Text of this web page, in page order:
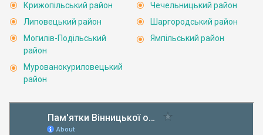
Крижопільський район
Липовецький район
Могилів-Подільський
район
Мурованокуриловецький
район
Чечельницький район
Шаргородський район
Ямпільський район